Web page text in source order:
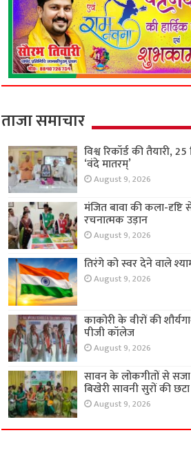
ताजा समाचार
विश्व रिकॉर्ड की तैयारी,
‘वंदे मातरम्’
August 9, 2026
मंजित बावा की कला-दृष्टि
रचनात्मक उड़ान
August 9, 2026
तिरंगे को स्वर देने वाले
August 9, 2026
काकोरी के वीरों की
पीजी कॉलेज
August 9, 2026
सावन के लोकगीतों से
बिखेरी सावनी सुरों की छटा
August 9, 2026